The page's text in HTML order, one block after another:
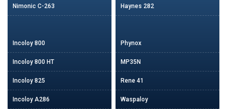
Nimonic C-263
Incoloy 800
Incoloy 800 HT
Incoloy 825
Incoloy A286
Haynes 282
Phynox
MP35N
Rene 41
Waspaloy